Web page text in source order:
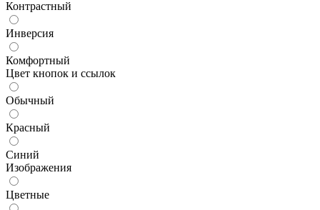
Контрастный
Инверсия
Комфортный
Цвет кнопок и ссылок
Обычный
Красный
Синий
Изображения
Цветные